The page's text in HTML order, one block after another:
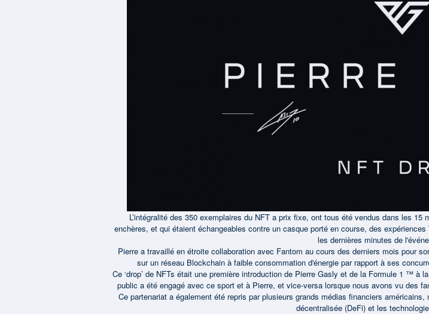
L’intégralité des 350 exemplaires du NFT a prix fixe, ont tous été vendus dans les
enchères, et qui étaient échangeables contre un casque porté en course, des
les dernières minutes de
Pierre a travaillé en étroite collaboration avec Fantom au cours des derniers mois pour
sur un réseau Blockchain à faible consommation d'énergie par rapport à ses
Ce ‘drop’ de NFTs était une première introduction de Pierre Gasly et de la Formule 1 ™
public a été engagé avec ce sport et à Pierre, et vice-versa lorsque nous avons vu des
Ce partenariat a également été repris par plusieurs grands médias financiers
décentralisée (DeFi) et les